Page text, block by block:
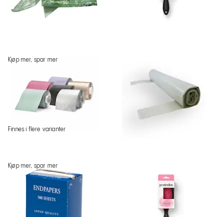
Kjøp mer, spar mer
Finnes i flere varianter
Kjøp mer, spar mer